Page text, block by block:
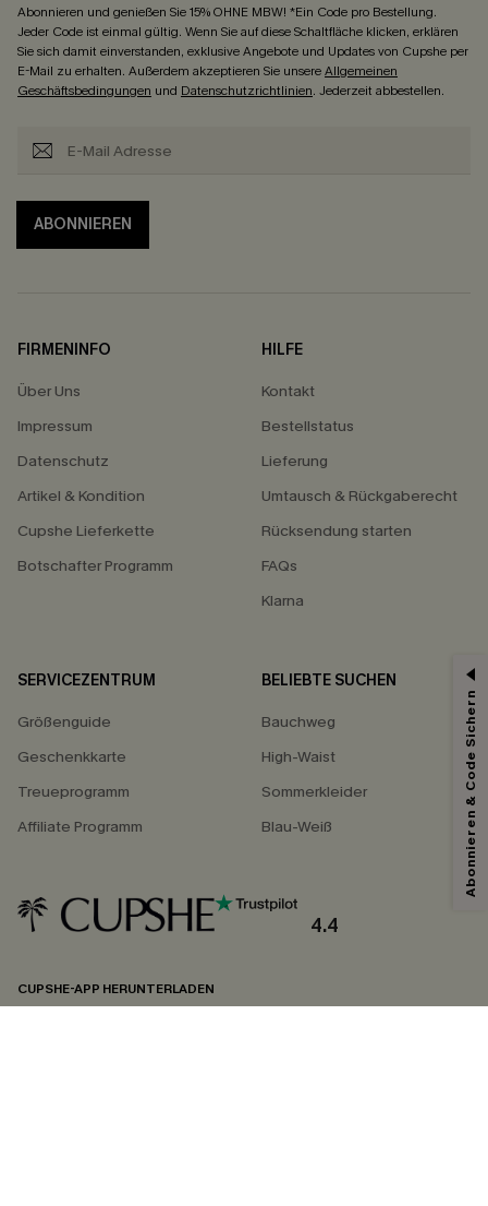
Abonnieren und genießen Sie 15% OHNE MBW! *Ein Code pro Bestellung.
Jeder Code ist einmal gültig. Wenn Sie auf diese Schaltfläche klicken, erklären
Sie sich damit einverstanden, exklusive Angebote und Updates von Cupshe per
E-Mail zu erhalten. Außerdem akzeptieren Sie unsereAllgemeinen
Geschäftsbedingungen und Datenschutzrichtlinien. Jederzeit abbestellen.
ABONNIEREN
FIRMENINFO
Über Uns
Impressum
Datenschutz
Artikel & Kondition
Cupshe Lieferkette
Botschafter Programm
HILFE
Kontakt
Bestellstatus
Lieferung
Umtausch & Rückgaberecht
Rücksendung starten
FAQs
Klarna
SERVICEZENTRUM
Größenguide
Geschenkkarte
Treueprogramm
Affiliate Programm
BELIEBTE SUCHEN
Bauchweg
High-Waist
Sommerkleider
Blau-Weiß
4.4
CUPSHE-APP HERUNTERLADEN
Abonnieren & Code Sichern